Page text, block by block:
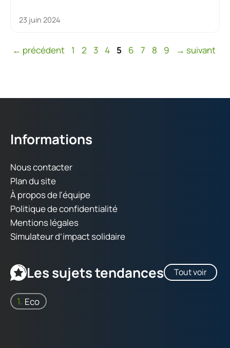
23 juin 2024
← précédent Page
1 Page
2 Page
3 Page
4 Page
5 Page
6 Page
7 Page
8 Page
9 → suivant
Informations
Nous contacter
Plan du site
À propos de l'équipe
Politique de confidentialité
Mentions légales
Simulateur d’impact solidaire
Les sujets tendances Tout voir
Eco